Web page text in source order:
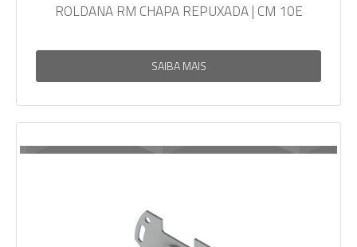
ROLDANA RM CHAPA REPUXADA | CM 10E
SAIBA MAIS